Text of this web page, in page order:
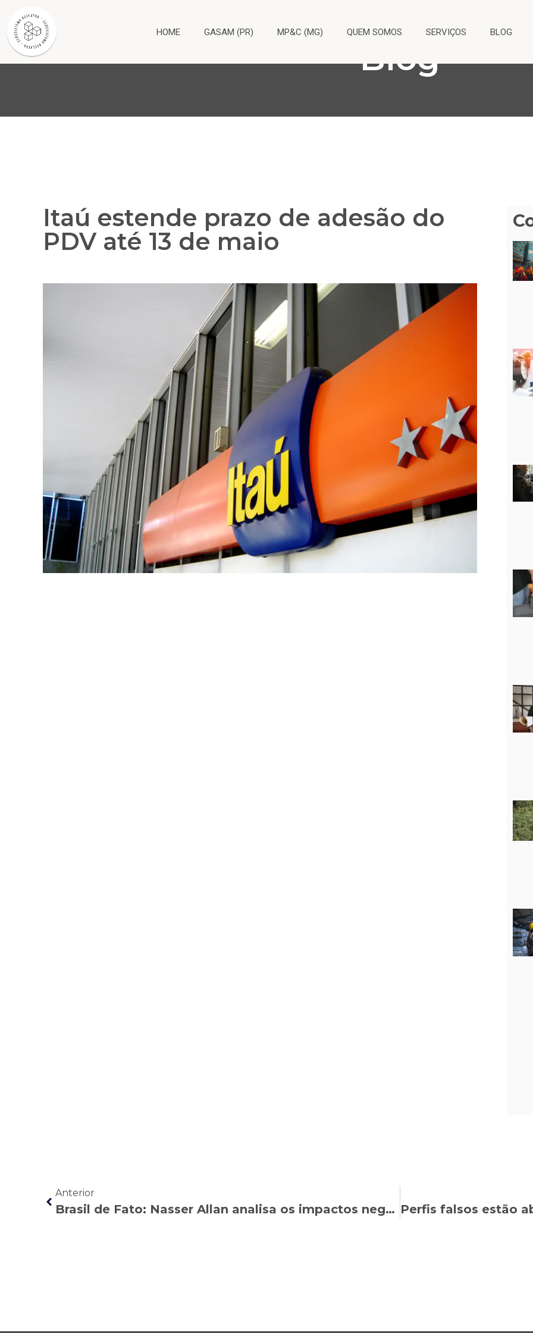
HOME GASAM (PR) MP&C (MG) QUEM SOMOS SERVIÇOS BLOG
Blog
Itaú estende prazo de adesão do
PDV até 13 de maio
Anterior
Brasil de Fato: Nasser Allan analisa os impactos negativos da Reforma Trabalhista